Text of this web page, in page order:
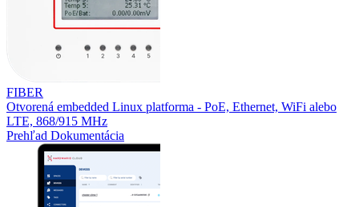
FIBER
Otvorená embedded Linux platforma - PoE, Ethernet, WiFi alebo
LTE, 868/915 MHz
Prehľad Dokumentácia